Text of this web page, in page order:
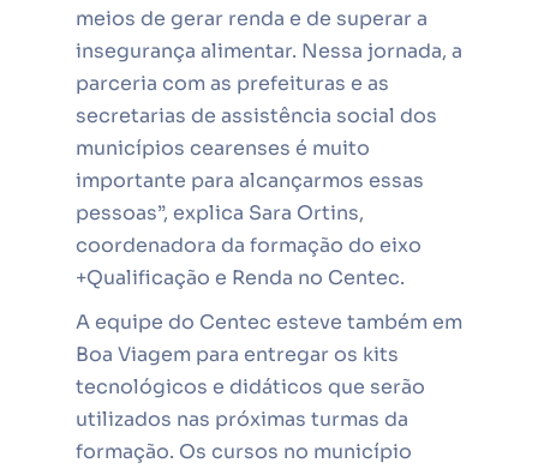
meios de gerar renda e de superar a
insegurança alimentar. Nessa jornada, a
parceria com as prefeituras e as
secretarias de assistência social dos
municípios cearenses é muito
importante para alcançarmos essas
pessoas”, explica Sara Ortins,
coordenadora da formação do eixo
+Qualificação e Renda no Centec.
A equipe do Centec esteve também em
Boa Viagem para entregar os kits
tecnológicos e didáticos que serão
utilizados nas próximas turmas da
formação. Os cursos no município